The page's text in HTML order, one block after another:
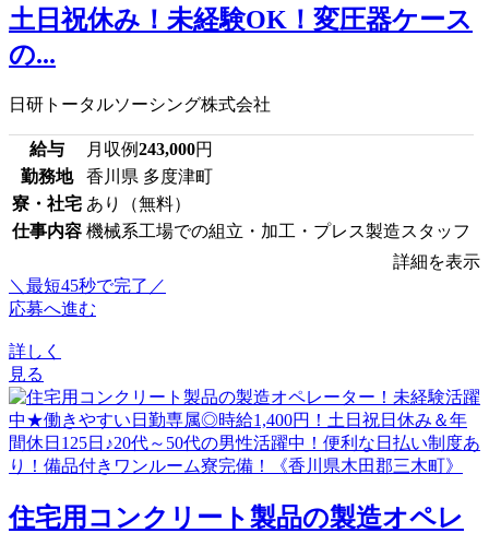
土日祝休み！未経験OK！変圧器ケース
の...
日研トータルソーシング株式会社
給与 月収例243,000円
勤務地
香川県 多度津町
寮・社宅 あり（無料）
仕事内容 機械系工場での組立・加工・プレス製造スタッフ
詳細を表示
＼最短45秒で完了／
応募へ進む
詳しく
見る
住宅用コンクリート製品の製造オペレ